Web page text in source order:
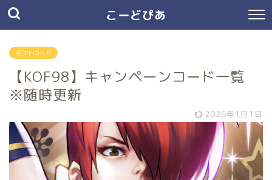
こーどぴあ
ギフトコード
【KOF98】キャンペーンコード一覧
※随時更新
2026年1月1日